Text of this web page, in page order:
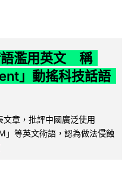
語濫用英文 稱
」動搖科技話語
章，批評中國廣泛使用
」等英文術語，認為做法侵蝕